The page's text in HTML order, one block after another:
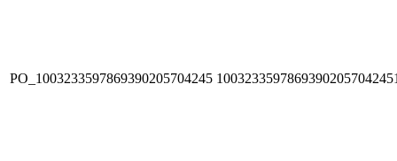
PO_1003233597869390205704245